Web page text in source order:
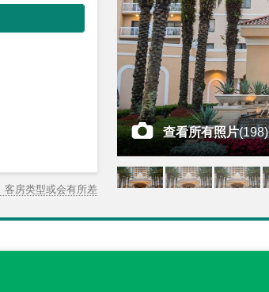
查看所有照片(198)
客房类型或会有所差